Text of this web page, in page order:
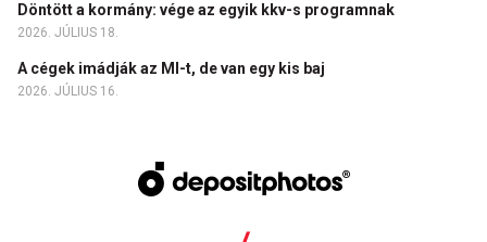
Döntött a kormány: vége az egyik kkv-s programnak
2026. JÚLIUS 18.
A cégek imádják az MI-t, de van egy kis baj
2026. JÚLIUS 16.